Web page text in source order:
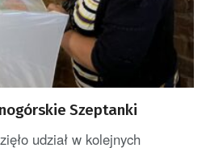
Szeptanki
udział w kolejnych